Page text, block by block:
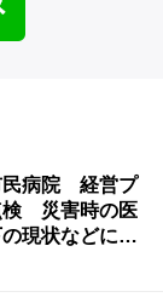
民病院 経営プ
検 災害時の医
現状などに意